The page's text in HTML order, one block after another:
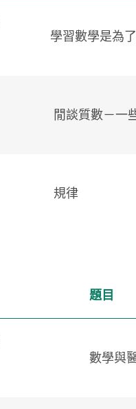
學習數學是為
閒談質數－一
規律
題目
數學與